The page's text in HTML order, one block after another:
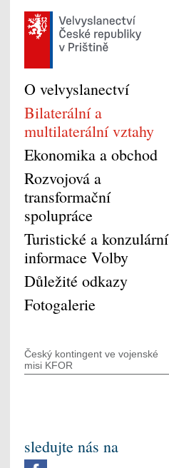
O velvyslanectví
Bilaterální a
multilaterální vztahy
Ekonomika a obchod
Rozvojová a
transformační
spolupráce
Turistické a konzulární
informace Volby
Důležité odkazy
Fotogalerie
Český kontingent ve vojenské
misi KFOR
sledujte nás na